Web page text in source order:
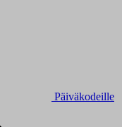
Päiväkodeille